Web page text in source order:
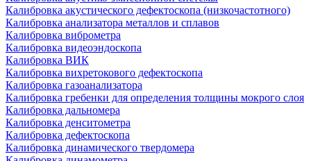
Калибровка акустического дефектоскопа (низкочастотного)
Калибровка анализатора металлов и сплавов
Калибровка виброметра
Калибровка видеоэндоскопа
Калибровка ВИК
Калибровка вихретокового дефектоскопа
Калибровка газоанализатора
Калибровка гребенки для определения толщины мокрого слоя
Калибровка дальномера
Калибровка денситометра
Калибровка дефектоскопа
Калибровка динамического твердомера